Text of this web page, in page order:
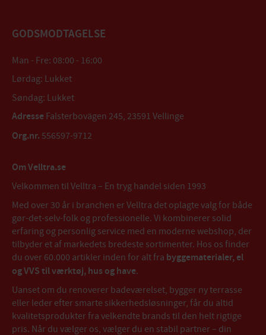
GODSMODTAGELSE
Man - Fre: 08:00 - 16:00
Lørdag: Lukket
Søndag: Lukket
Adresse Falsterbovägen 245, 23591 Vellinge
Org.nr. 556597-9712
Om Velltra.se
Velkommen til Velltra – En tryg handel siden 1993
Med over 30 år i branchen er Velltra det oplagte valg for både
gør-det-selv-folk og professionelle. Vi kombinerer solid
erfaring og personlig service med en moderne webshop, der
tilbyder et af markedets bredeste sortimenter. Hos os finder
du over 60.000 artikler inden for alt fra byggematerialer, el
og VVS til værktøj, hus og have.
Uanset om du renoverer badeværelset, bygger ny terrasse
eller leder efter smarte sikkerhedsløsninger, får du altid
kvalitetsprodukter fra velkendte brands til den helt rigtige
pris. Når du vælger os, vælger du en stabil partner – din